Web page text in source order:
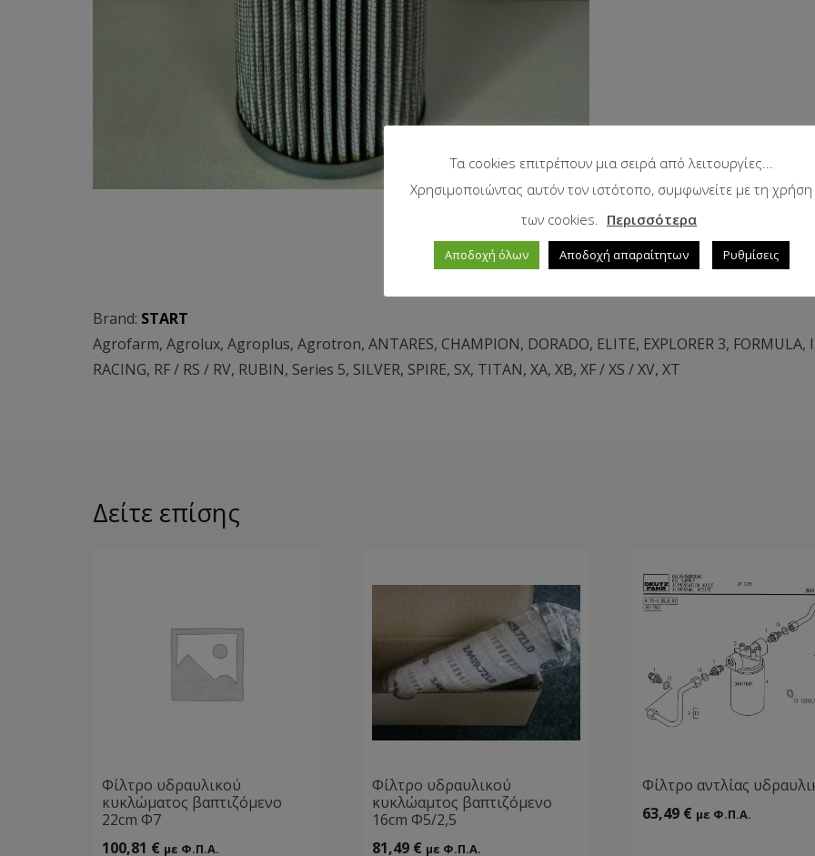
Brand: START
Agrofarm, Agrolux, Agroplus, Agrotron, ANTARES, CHAMPION, DORADO, ELITE, EXPLORER 3, FORMULA,
RACING, RF / RS / RV, RUBIN, Series 5, SILVER, SPIRE, SX, TITAN, XA, XB, XF / XS / XV, XT
Δείτε επίσης
Φίλτρο υδραυλικού
κυκλώματος βαπτιζόμενο
22cm Φ7
100,81 € με Φ.Π.Α.
Φίλτρο υδραυλικού
κυκλώαμτος βαπτιζόμενο
16cm Φ5/2,5
81,49 € με Φ.Π.Α.
Φίλτρο αντλίας
63,49 € με Φ.Π.Α.
Τα cookies επιτρέπουν μια σειρά από λειτουργίες...
Χρησιμοποιώντας αυτόν τον ιστότοπο, συμφωνείτε με τη χρήση
των cookies. Περισσότερα
Αποδοχή όλων Αποδοχή απαραίτητων Ρυθμίσεις